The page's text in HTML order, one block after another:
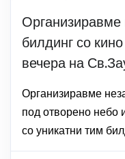
билдинг со
вечера на
Организиравме
под отворено небо
со уникатни тим